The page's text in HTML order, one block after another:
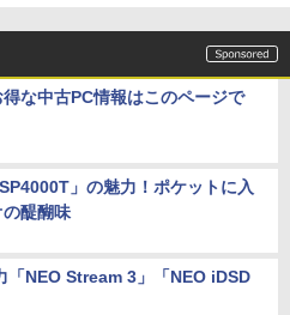
な中古PC情報はこのページで
」の魅力！ポケットに入
醍醐味
NEO Stream 3」「NEO iDSD